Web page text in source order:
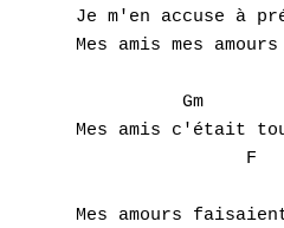
Je m'en accuse à
Mes amis mes amours
Gm
Mes amis c'était
F
Mes amours